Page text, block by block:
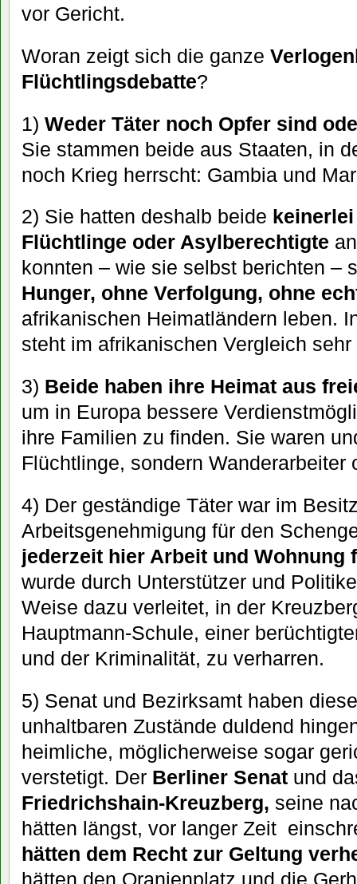
vor Gericht.
Woran zeigt sich die ganze
Flüchtlingsdebatte?
1) Weder Täter noch Opfer sind
Sie stammen beide aus Staaten, in
noch Krieg herrscht: Gambia und
2) Sie hatten deshalb beide
Flüchtlinge oder Asylberechtigte
konnten – wie sie selbst berichten –
Hunger, ohne Verfolgung, ohne
afrikanischen Heimatländern leben.
steht im afrikanischen Vergleich sehr
3) Beide haben ihre Heimat aus
um in Europa bessere
ihre Familien zu finden. Sie waren
Flüchtlinge, sondern Wanderarbeiter
4) Der geständige Täter war im
Arbeitsgenehmigung für den
jederzeit hier Arbeit und Wohnung
wurde durch Unterstützer und
Weise dazu verleitet, in der
Hauptmann-Schule, einer
und der Kriminalität, zu verharren.
5) Senat und Bezirksamt haben
unhaltbaren Zustände duldend
heimliche, möglicherweise sogar
verstetigt. Der Berliner Senat und
Friedrichshain-Kreuzberg, seine
hätten längst, vor langer Zeit
hätten dem Recht zur Geltung
hätten den Oranienplatz und die